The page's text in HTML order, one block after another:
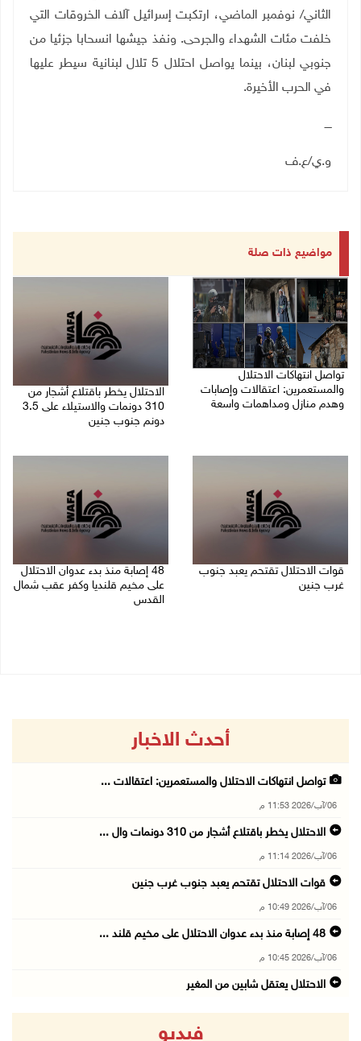
الثاني/ نوفمبر الماضي، ارتكبت إسرائيل آلاف الخروقات التي
خلفت مئات الشهداء والجرحى. ونفذ جيشها انسحابا جزئيا من
جنوبي لبنان، بينما يواصل احتلال 5 تلال لبنانية سيطر عليها
في الحرب الأخيرة.
ــــ
و.ي/ع.ف
مواضيع ذات صلة
تواصل انتهاكات الاحتلال
والمستعمرين: اعتقالات وإصابات
وهدم منازل ومداهمات واسعة
الاحتلال يخطر باقتلاع أشجار من
310 دونمات والاستيلاء على 3.5
دونم جنوب جنين
قوات الاحتلال تقتحم يعبد جنوب
غرب جنين
48 إصابة منذ بدء عدوان الاحتلال
على مخيم قلنديا وكفر عقب شمال
القدس
أحدث الاخبار
تواصل انتهاكات الاحتلال والمستعمرين: اعتقالات ...
06/آب/2026 11:53 م
الاحتلال يخطر باقتلاع أشجار من 310 دونمات وال ...
06/آب/2026 11:14 م
قوات الاحتلال تقتحم يعبد جنوب غرب جنين
06/آب/2026 10:49 م
48 إصابة منذ بدء عدوان الاحتلال على مخيم قلند ...
06/آب/2026 10:45 م
الاحتلال يعتقل شابين من المغير
وزير الداخلية يبحث مع مكافحة المخدرات الدولي ...
فيديو